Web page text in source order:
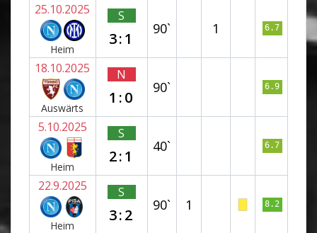
25.10.2025
Heim
S
3:1
90` 1 6.7
18.10.2025
Auswärts
N
1:0
90` 6.9
5.10.2025
Heim
S
2:1
40` 6.7
22.9.2025
Heim
S
3:2
90` 1 8.2